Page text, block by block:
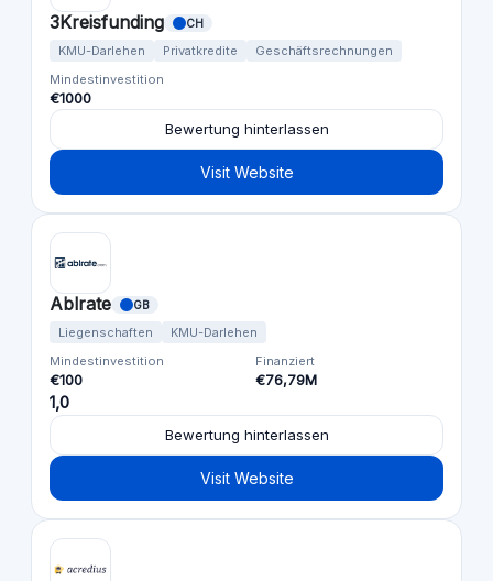
3Kreisfunding CH
KMU-Darlehen Privatkredite
Geschäftsrechnungen
Mindestinvestition
€1000
Bewertung hinterlassen
Visit Website
Ablrate GB
Liegenschaften
KMU-Darlehen
Mindestinvestition
€100
Finanziert
€76,79M
1,0
Bewertung hinterlassen
Visit Website